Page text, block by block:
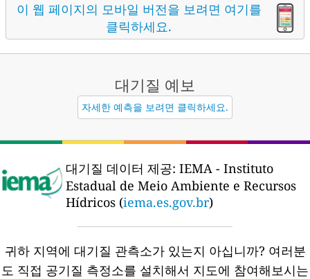
이 웹 페이지의 모바일 버전을 보려면 여기를
클릭하세요.
대기질 예보
자세한 예측을 보려면 클릭하세요.
대기질 데이터 제공: IEMA - Instituto
Estadual de Meio Ambiente e Recursos
Hídricos (iema.es.gov.br)
귀하 지역에 대기질 관측소가 있는지 아십니까? 여러분
도 직접 공기질 측정소를 설치해서 지도에 참여해보시는